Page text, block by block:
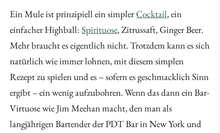
Ein Mule ist prinzipiell ein simplerCocktail, ein
einfacher Highball: Spirituose, Zitrussaft, Ginger Beer.
Mehr braucht es eigentlich nicht. Trotzdem kann es sich
natürlich wie immer lohnen, mit diesem simplen
Rezept zu spielen und es – sofern es geschmacklich Sinn
ergibt – ein wenig aufzubohren. Wenn das dann ein Bar-
Virtuose wie Jim Meehan macht, den man als
langjährigen Bartender der PDT Bar in New York und